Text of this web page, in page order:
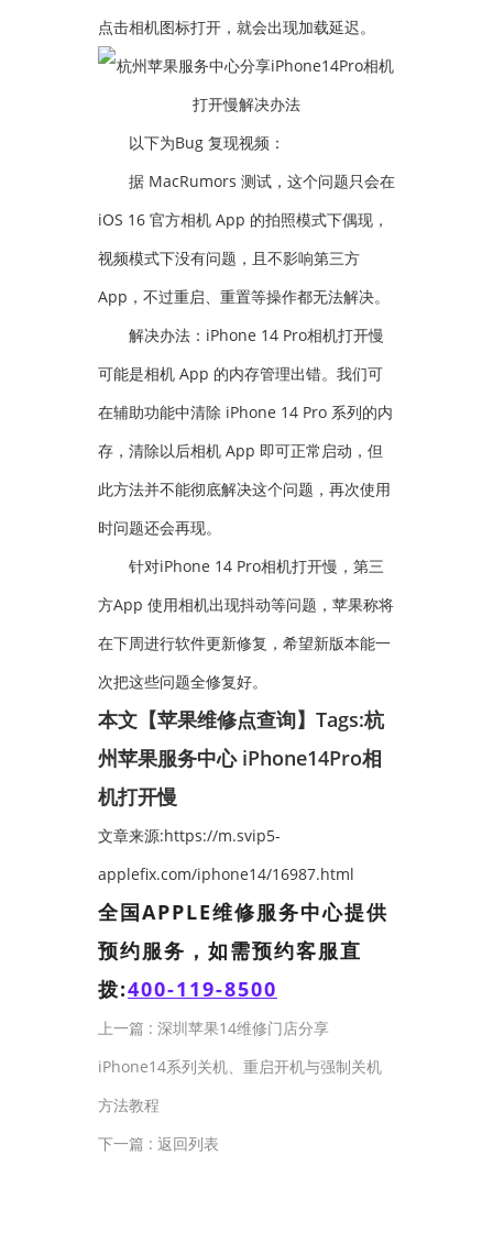
点击相机图标打开，就会出现加载延迟。
以下为Bug 复现视频：
据 MacRumors 测试，这个问题只会在
iOS 16 官方相机 App 的拍照模式下偶现，
视频模式下没有问题，且不影响第三方
App，不过重启、重置等操作都无法解决。
解决办法：iPhone 14 Pro相机打开慢
可能是相机 App 的内存管理出错。我们可
在辅助功能中清除 iPhone 14 Pro 系列的内
存，清除以后相机 App 即可正常启动，但
此方法并不能彻底解决这个问题，再次使用
时问题还会再现。
针对iPhone 14 Pro相机打开慢，第三
方App 使用相机出现抖动等问题，苹果称将
在下周进行软件更新修复，希望新版本能一
次把这些问题全修复好。
本文【苹果维修点查询】Tags:杭
州苹果服务中心 iPhone14Pro相
机打开慢
文章来源:https://m.svip5-
applefix.com/iphone14/16987.html
全国APPLE维修服务中心提供
预约服务，如需预约客服直
拨:400-119-8500
上一篇 : 深圳苹果14维修门店分享
iPhone14系列关机、重启开机与强制关机
方法教程
下一篇 : 返回列表